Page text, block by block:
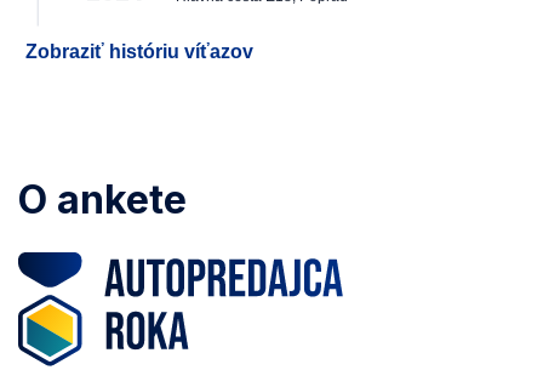
Zobraziť históriu víťazov
O ankete